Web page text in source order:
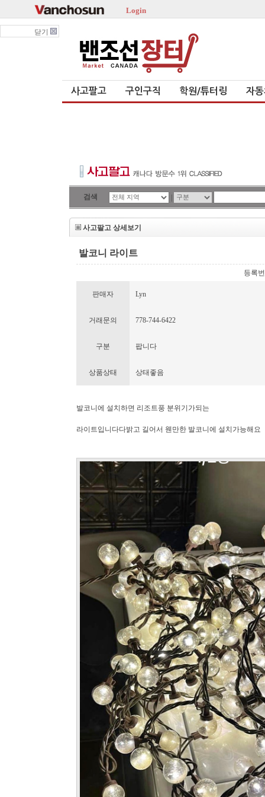
Login
닫기
사고팔고 구인구직 학원/튜터링 자
검색 |
사고팔고 상세보기
발코니 라이트
등록
판매자 Lyn
거래문의 778-744-6422
구분 팝니다
상품상태 상태좋음
발코니에 설치하면 리조트풍 분위기가되는
라이트입니다다밝고 길어서 웬만한 발코니에 설치가능해요